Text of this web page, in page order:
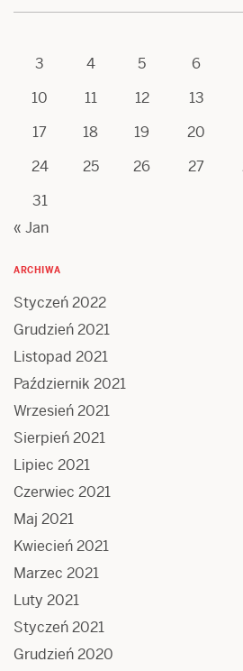
3
4 5 6
10
11 12 13
17
18 19 20
24
25 26 27
31
« Jan
ARCHIWA
Styczeń 2022
Grudzień 2021
Listopad 2021
Październik 2021
Wrzesień 2021
Sierpień 2021
Lipiec 2021
Czerwiec 2021
Maj 2021
Kwiecień 2021
Marzec 2021
Luty 2021
Styczeń 2021
Grudzień 2020